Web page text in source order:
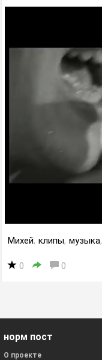
Михей, клипы, музыка,
0 0
норм пост
О проекте